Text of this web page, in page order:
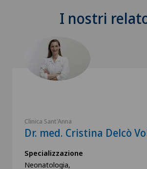
I nostri
Clinica Sant'Anna
Dr. med. Cristina Delcò
Specializzazione
Neonatologia,